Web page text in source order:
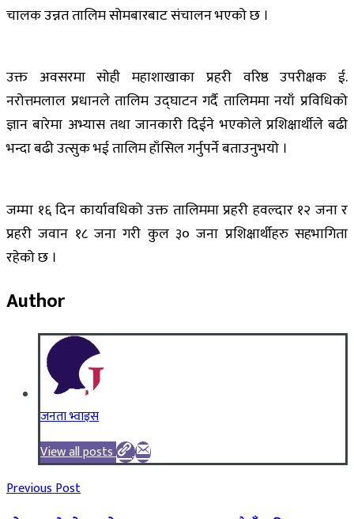
चालक उन्नत तालिम सोमबारबाट संचालन भएको छ ।
उक्त अवसरमा सोही महाशाखाका प्रहरी वरिष्ठ उपरीक्षक ई.
नरोत्तमलाल प्रधानले तालिम उद्‌घाटन गर्दै तालिममा नयाँ प्रविधिको
ज्ञान बारेमा अभ्यास तथा जानकारी दिईने भएकोले प्रशिक्षार्थीले बढी
भन्दा बढी उत्सुक भई तालिम हाँसिल गर्नुपर्ने बताउनुभयो ।
जम्मा १६ दिन कार्यावधिको उक्त तालिममा प्रहरी हवल्दार १२ जना र
प्रहरी जवान १८ जना गरी कुल ३० जना प्रशिक्षार्थीहरु सहभागिता
रहेको छ ।
Author
जनता भ्वाइस
View all posts
Previous Post